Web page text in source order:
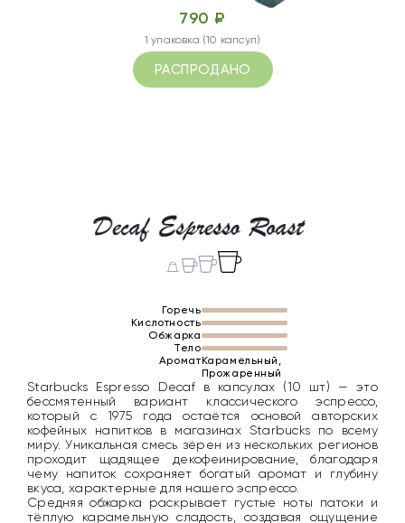
790 ₽
1 упаковка (10 капсул)
РАСПРОДАНО
Горечь
Кислотность
Обжарка
Тело
АроматКарамельный,
Прожаренный
Starbucks Espresso Decaf в капсулах (10 шт) — это
бессмятенный вариант классического эспрессо,
который с 1975 года остаётся основой авторских
кофейных напитков в магазинах Starbucks по всему
миру. Уникальная смесь зёрен из нескольких регионов
проходит щадящее декофеинирование, благодаря
чему напиток сохраняет богатый аромат и глубину
вкуса, характерные для нашего эспрессо.
Средняя обжарка раскрывает густые ноты патоки и
тёплую карамельную сладость, создавая ощущение